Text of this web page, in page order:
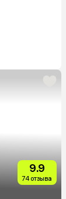
9.9
74 отзыва